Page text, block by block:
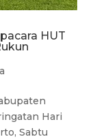
HUT
Hari
Sabtu